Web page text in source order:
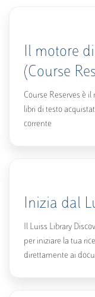
Il motore
(Course
Course Reserves è
libri di testo
corrente
Inizia dal
Il Luiss Library
per iniziare la tua
direttamente ai